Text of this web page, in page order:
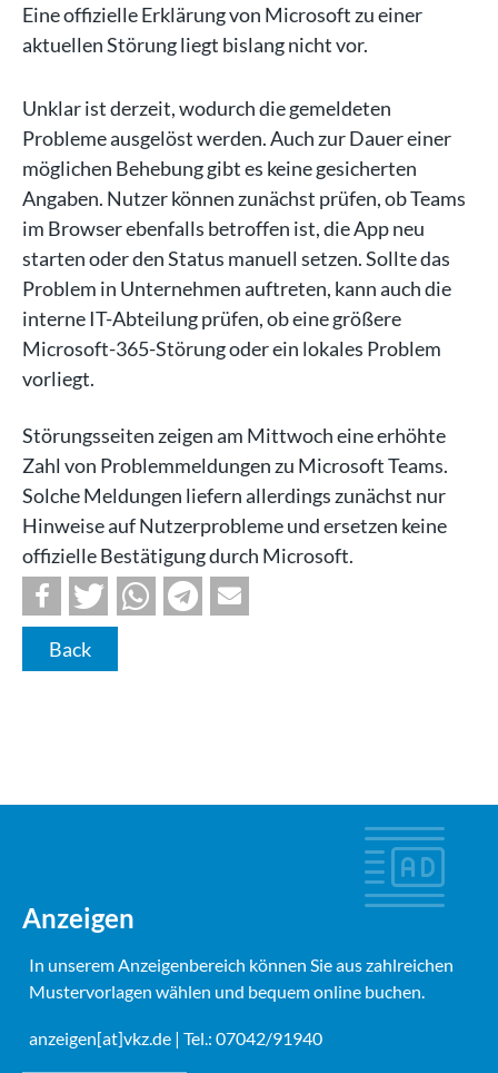
Eine offizielle Erklärung von Microsoft zu einer
aktuellen Störung liegt bislang nicht vor.
Unklar ist derzeit, wodurch die gemeldeten
Probleme ausgelöst werden. Auch zur Dauer einer
möglichen Behebung gibt es keine gesicherten
Angaben. Nutzer können zunächst prüfen, ob Teams
im Browser ebenfalls betroffen ist, die App neu
starten oder den Status manuell setzen. Sollte das
Problem in Unternehmen auftreten, kann auch die
interne IT-Abteilung prüfen, ob eine größere
Microsoft-365-Störung oder ein lokales Problem
vorliegt.
Störungsseiten zeigen am Mittwoch eine erhöhte
Zahl von Problemmeldungen zu Microsoft Teams.
Solche Meldungen liefern allerdings zunächst nur
Hinweise auf Nutzerprobleme und ersetzen keine
offizielle Bestätigung durch Microsoft.
Back
Anzeigen
In unserem Anzeigenbereich können Sie aus zahlreichen
Mustervorlagen wählen und bequem online buchen.
anzeigen[at]vkz.de | Tel.: 07042/91940